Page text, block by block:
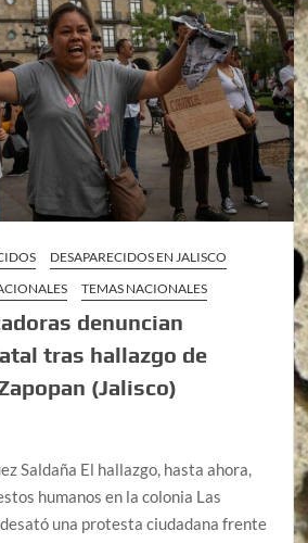
DESAPARECIDOS EN JALISCO
TEMAS NACIONALES
denuncian
tras hallazgo de
(Jalisco)
Saldaña El hallazgo, hasta ahora,
humanos en la colonia Las
una protesta ciudadana frente